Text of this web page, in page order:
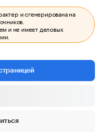
и сгенерирована на
и не имеет деловых